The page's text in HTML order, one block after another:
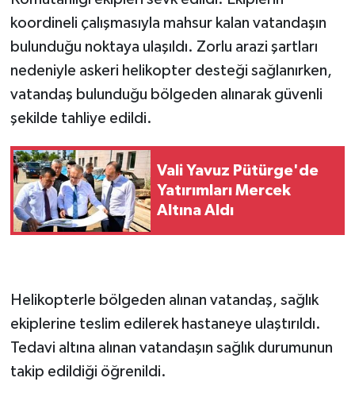
koordineli çalışmasıyla mahsur kalan vatandaşın
bulunduğu noktaya ulaşıldı. Zorlu arazi şartları
nedeniyle askeri helikopter desteği sağlanırken,
vatandaş bulunduğu bölgeden alınarak güvenli
şekilde tahliye edildi.
Vali Yavuz Pütürge'de
Yatırımları Mercek
Altına Aldı
Helikopterle bölgeden alınan vatandaş, sağlık
ekiplerine teslim edilerek hastaneye ulaştırıldı.
Tedavi altına alınan vatandaşın sağlık durumunun
takip edildiği öğrenildi.